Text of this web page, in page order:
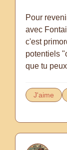
Pour
avec
c'est
potentiels
que tu
J'aime